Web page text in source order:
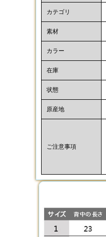
カテゴリ
素材
カラー
在庫
状態
原産地
ご注意事項